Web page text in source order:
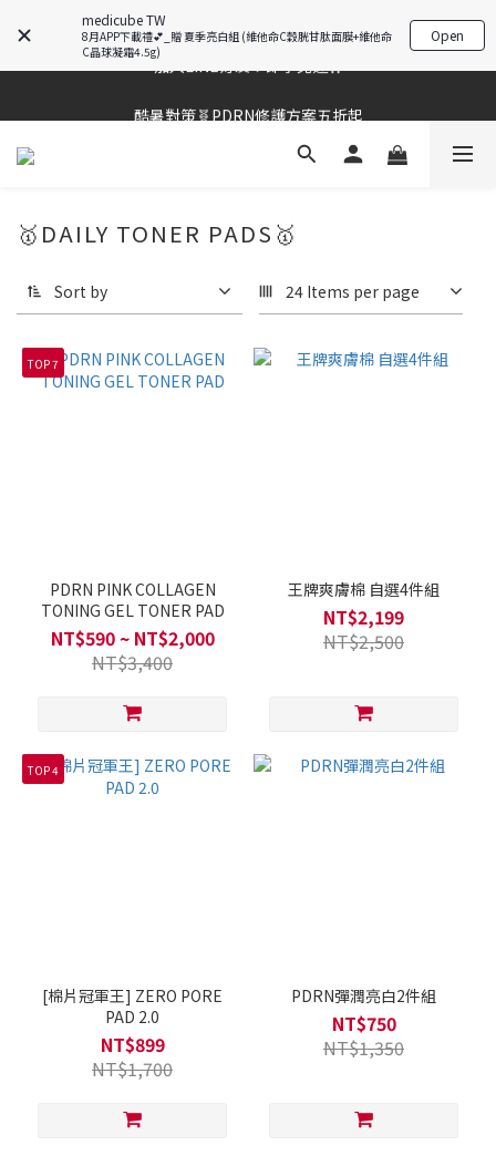
medicube TW
8月APP下載禮💕_贈 夏季亮白組 (維他命C穀胱甘肽面膜+維他命
C晶球凝霜4.5g)
Open
加入LINE好友💚即享免運🛒
🥇DAILY TONER PADS🥇
Sort by 24 Items per page
TOP 7
PDRN PINK COLLAGEN
TONING GEL TONER PAD
NT$590 ~ NT$2,000
NT$3,400
王牌爽膚棉 自選4件組
NT$2,199
NT$2,500
TOP 4
[棉片冠軍王] ZERO PORE
PAD 2.0
NT$899
NT$1,700
PDRN彈潤亮白2件組
NT$750
NT$1,350